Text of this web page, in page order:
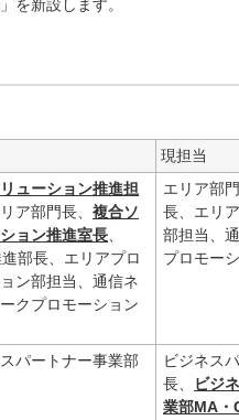
を新設します。
現担当
ューション推進担
リア部門長、 複合ソ
ョン推進室長
部長、エリアプロ
ン部担当、通信ネ
クプロモーション
エリア部
長、エリ
部担当、
プロモー
パートナー事業部
ビジネス
長、
ビジ
業部MA・